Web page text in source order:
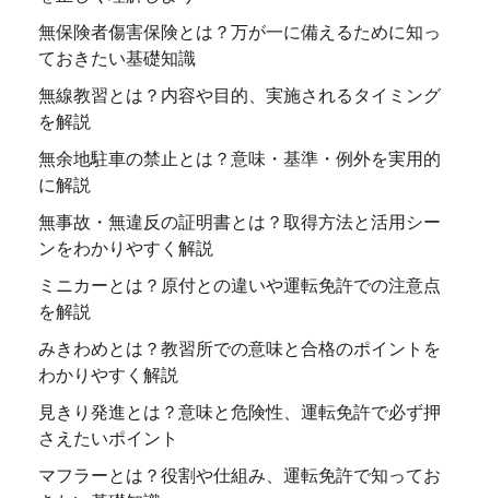
無保険者傷害保険とは？万が一に備えるために知っ
ておきたい基礎知識
無線教習とは？内容や目的、実施されるタイミング
を解説
無余地駐車の禁止とは？意味・基準・例外を実用的
に解説
無事故・無違反の証明書とは？取得方法と活用シー
ンをわかりやすく解説
ミニカーとは？原付との違いや運転免許での注意点
を解説
みきわめとは？教習所での意味と合格のポイントを
わかりやすく解説
見きり発進とは？意味と危険性、運転免許で必ず押
さえたいポイント
マフラーとは？役割や仕組み、運転免許で知ってお